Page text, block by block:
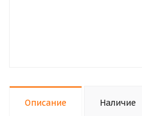
Описание Наличие